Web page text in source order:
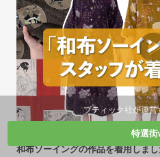
和布ソーイングの作品を着用しま
ブティック社が運営
特選